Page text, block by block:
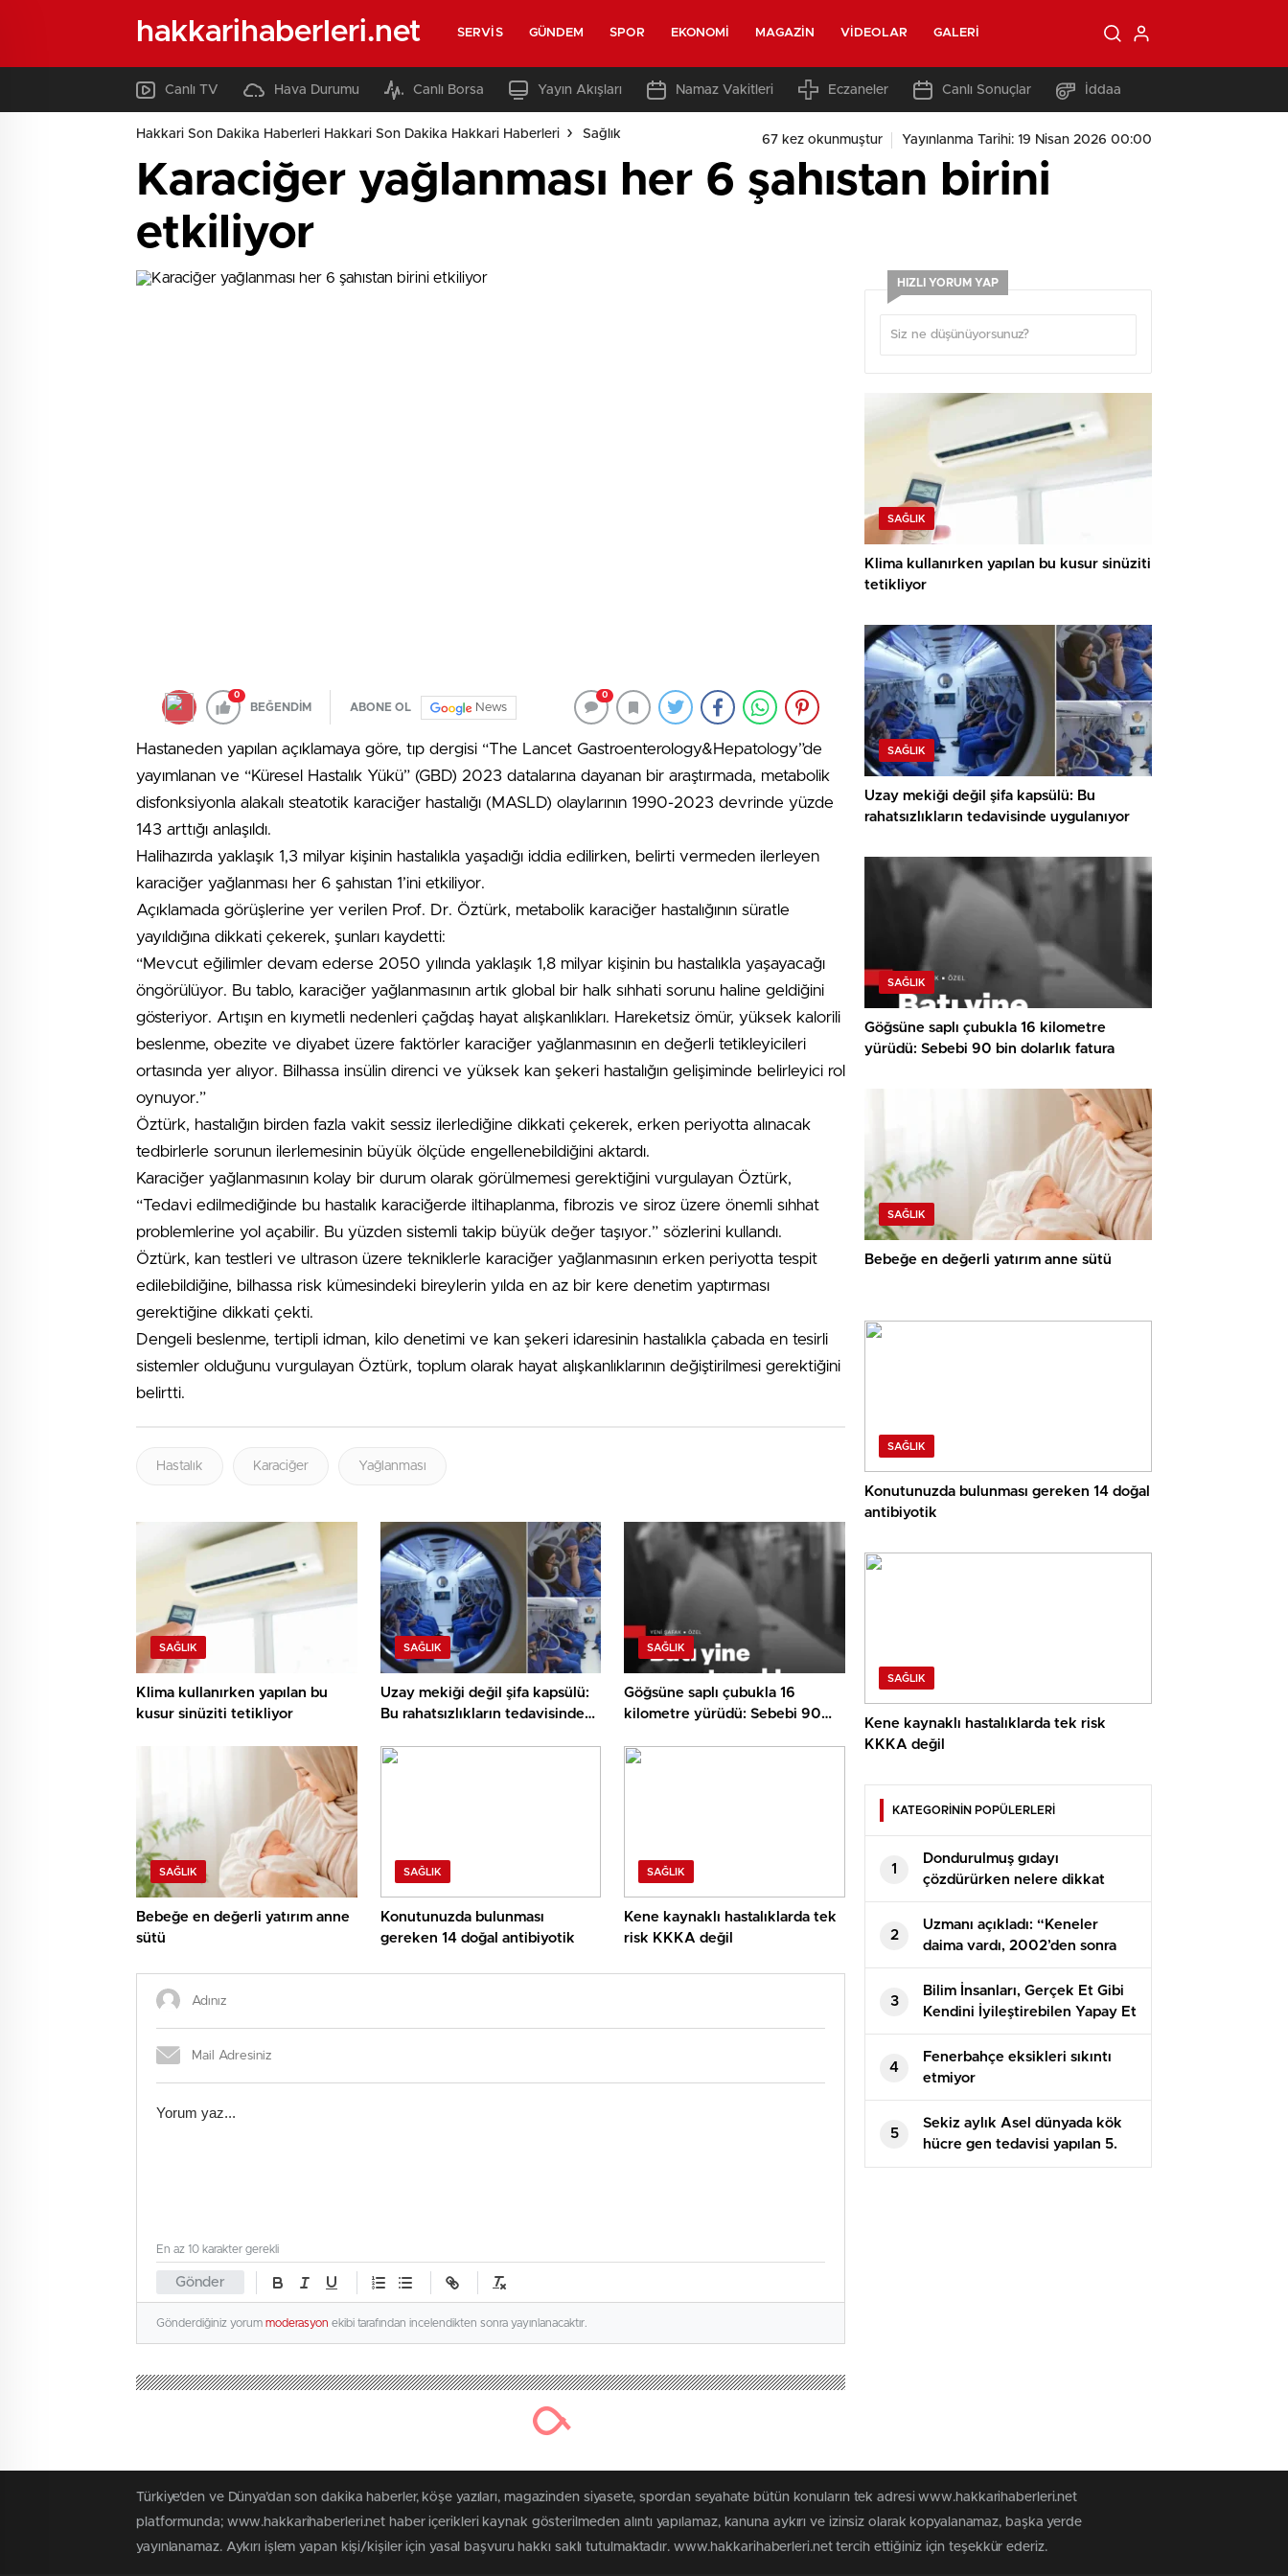
hakkarihaberleri.net SERVIS GÜNDEM SPOR EKONOMI MAGAZIN VIDEOLAR GALERI
Canlı TV Hava Durumu Canlı Borsa Yayın Akışları Namaz Vakitleri Eczaneler Canlı Sonuçlar İddaa
Hakkari Son Dakika Haberleri Hakkari Son Dakika Hakkari Haberleri Sağlık 67 kez okunmuştur Yayınlanma Tarihi: 19 Nisan 2026 00:00
Karaciğer yağlanması her 6 şahıstan birini
etkiliyor
0
BEĞENDİM ABONE OL News
0
Hastaneden yapılan açıklamaya göre, tıp dergisi “The Lancet Gastroenterology&Hepatology”de
yayımlanan ve “Küresel Hastalık Yükü” (GBD) 2023 datalarına dayanan bir araştırmada, metabolik
disfonksiyonla alakalı steatotik karaciğer hastalığı (MASLD) olaylarının 1990-2023 devrinde yüzde
143 arttığı anlaşıldı.
Halihazırda yaklaşık 1,3 milyar kişinin hastalıkla yaşadığı iddia edilirken, belirti vermeden ilerleyen
karaciğer yağlanması her 6 şahıstan 1’ini etkiliyor.
Açıklamada görüşlerine yer verilen Prof. Dr. Öztürk, metabolik karaciğer hastalığının süratle
yayıldığına dikkati çekerek, şunları kaydetti:
“Mevcut eğilimler devam ederse 2050 yılında yaklaşık 1,8 milyar kişinin bu hastalıkla yaşayacağı
öngörülüyor. Bu tablo, karaciğer yağlanmasının artık global bir halk sıhhati sorunu haline geldiğini
gösteriyor. Artışın en kıymetli nedenleri çağdaş hayat alışkanlıkları. Hareketsiz ömür, yüksek kalorili
beslenme, obezite ve diyabet üzere faktörler karaciğer yağlanmasının en değerli tetikleyicileri
ortasında yer alıyor. Bilhassa insülin direnci ve yüksek kan şekeri hastalığın gelişiminde belirleyici rol
oynuyor.”
Öztürk, hastalığın birden fazla vakit sessiz ilerlediğine dikkati çekerek, erken periyotta alınacak
tedbirlerle sorunun ilerlemesinin büyük ölçüde engellenebildiğini aktardı.
Karaciğer yağlanmasının kolay bir durum olarak görülmemesi gerektiğini vurgulayan Öztürk,
“Tedavi edilmediğinde bu hastalık karaciğerde iltihaplanma, fibrozis ve siroz üzere önemli sıhhat
problemlerine yol açabilir. Bu yüzden sistemli takip büyük değer taşıyor.” sözlerini kullandı.
Öztürk, kan testleri ve ultrason üzere tekniklerle karaciğer yağlanmasının erken periyotta tespit
edilebildiğine, bilhassa risk kümesindeki bireylerin yılda en az bir kere denetim yaptırması
gerektiğine dikkati çekti.
Dengeli beslenme, tertipli idman, kilo denetimi ve kan şekeri idaresinin hastalıkla çabada en tesirli
sistemler olduğunu vurgulayan Öztürk, toplum olarak hayat alışkanlıklarının değiştirilmesi gerektiğini
belirtti.
Hastalık Karaciğer Yağlanması
SAĞLIK
Klima kullanırken yapılan bu
kusur sinüziti tetikliyor
SAĞLIK
Uzay mekiği değil şifa kapsülü:
Bu rahatsızlıkların tedavisinde
SAĞLIK
Göğsüne saplı çubukla 16
kilometre yürüdü: Sebebi 90
SAĞLIK
Bebeğe en değerli yatırım anne
sütü
SAĞLIK
Konutunuzda bulunması
gereken 14 doğal antibiyotik
SAĞLIK
Kene kaynaklı hastalıklarda tek
risk KKKA değil
Gönder
En az 10 karakter gerekli
Gönderdiğiniz yorum moderasyon ekibi tarafından incelendikten sonra yayınlanacaktır.
HIZLI YORUM YAP
SAĞLIK
Klima kullanırken yapılan bu kusur sinüziti
tetikliyor
SAĞLIK
Uzay mekiği değil şifa kapsülü: Bu
rahatsızlıkların tedavisinde uygulanıyor
SAĞLIK
Göğsüne saplı çubukla 16 kilometre
yürüdü: Sebebi 90 bin dolarlık fatura
SAĞLIK
Bebeğe en değerli yatırım anne sütü
SAĞLIK
Konutunuzda bulunması gereken 14 doğal
antibiyotik
SAĞLIK
Kene kaynaklı hastalıklarda tek risk
KKKA değil
KATEGORİNİN POPÜLERLERİ
1
Dondurulmuş gıdayı
çözdürürken nelere dikkat
etmek gerekir? Uzmanı
açıkladı
2
Uzmanı açıkladı: “Keneler
daima vardı, 2002’den sonra
KKKA ortaya çıktı”
3
Bilim İnsanları, Gerçek Et Gibi
Kendini İyileştirebilen Yapay Et
Dokusu Üretti
4
Fenerbahçe eksikleri sıkıntı
etmiyor
5
Sekiz aylık Asel dünyada kök
hücre gen tedavisi yapılan 5.
bebek oldu: Kızımın tedavisi
Türkiye'den ve Dünya’dan son dakika haberler, köşe yazıları, magazinden siyasete, spordan seyahate bütün konuların tek adresi www.hakkarihaberleri.net
platformunda; www.hakkarihaberleri.net haber içerikleri kaynak gösterilmeden alıntı yapılamaz, kanuna aykırı ve izinsiz olarak kopyalanamaz, başka yerde
yayınlanamaz. Aykırı işlem yapan kişi/kişiler için yasal başvuru hakkı saklı tutulmaktadır. www.hakkarihaberleri.net tercih ettiğiniz için teşekkür ederiz.